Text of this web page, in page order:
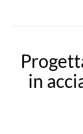
in